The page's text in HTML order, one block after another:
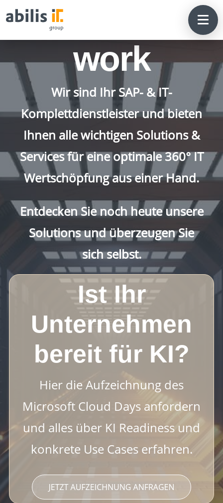
HOME
we make
IT
work
Wir sind Ihr SAP- & IT-
Komplettdienstleister und bieten
Ihnen alle wichtigen Solutions &
Services für eine optimale 360° IT
Wertschöpfung aus einer Hand.
Entdecken Sie noch heute unsere
Solutions und überzeugen Sie
sich selbst.
Ist Ihr
Unternehmen
bereit für KI?
Hier die Aufzeichnung des
Microsoft Cloud Days anfordern
und alles über KI Readiness und
konkrete Use Cases erfahren.